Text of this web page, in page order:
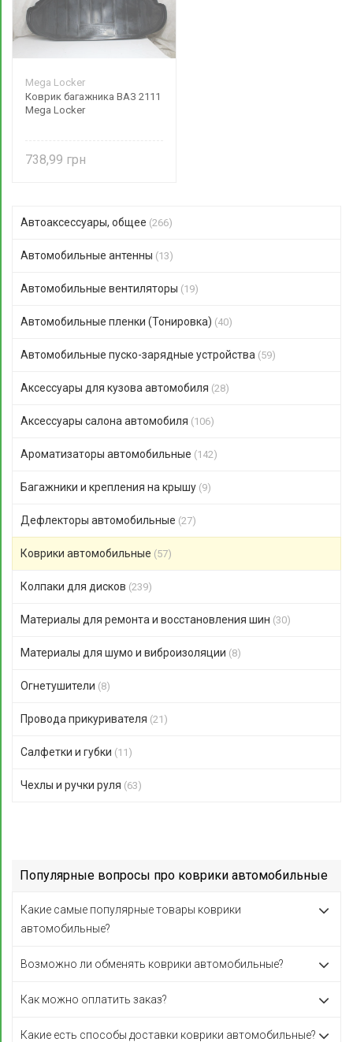
Mega Locker
Коврик багажника ВАЗ 2111
Mega Locker
738,99
Автоаксессуары, общее (266)
Автомобильные антенны (13)
Автомобильные вентиляторы (19)
Автомобильные пленки (Тонировка) (40)
Автомобильные пуско-зарядные устройства (59)
Аксессуары для кузова автомобиля (28)
Аксессуары салона автомобиля (106)
Ароматизаторы автомобильные (142)
Багажники и крепления на крышу (9)
Дефлекторы автомобильные (27)
Коврики автомобильные (57)
Колпаки для дисков (239)
Материалы для ремонта и восстановления шин (30)
Материалы для шумо и виброизоляции (8)
Огнетушители (8)
Провода прикуривателя (21)
Салфетки и губки (11)
Чехлы и ручки руля (63)
Популярные вопросы про коврики автомобильные
Какие самые популярные товары коврики
автомобильные?
Возможно ли обменять коврики автомобильные?
Как можно оплатить заказ?
Какие есть способы доставки коврики автомобильные?